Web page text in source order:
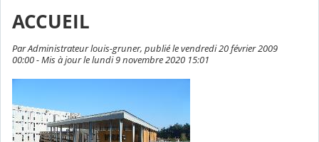
ACCUEIL
Par Administrateur louis-gruner, publié le vendredi 20 février 2009
00:00 - Mis à jour le lundi 9 novembre 2020 15:01